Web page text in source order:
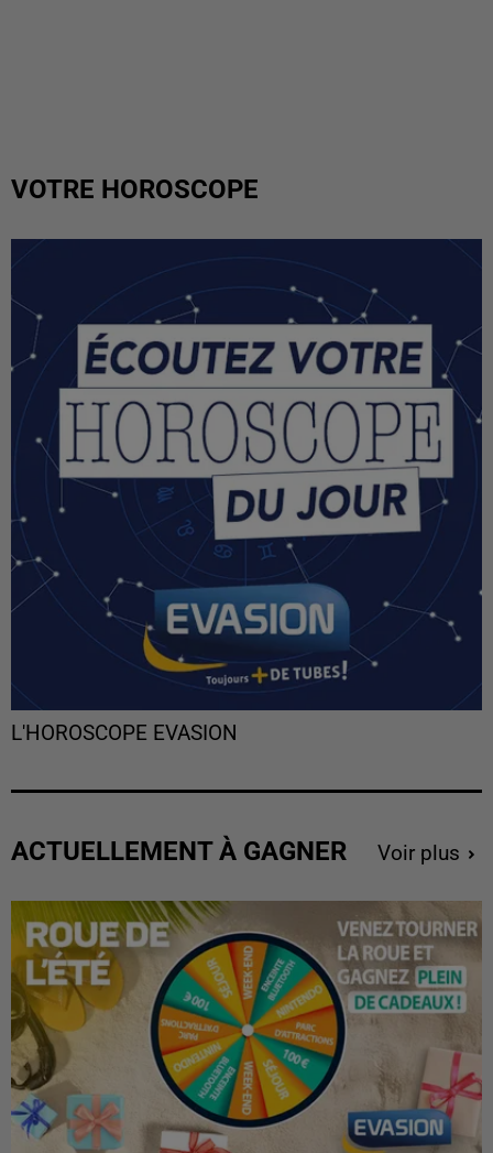
VOTRE HOROSCOPE
L'HOROSCOPE EVASION
ACTUELLEMENT À GAGNER Voir plus